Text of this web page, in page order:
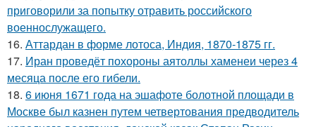
приговорили за попытку отравить российского
военнослужащего.
16. Аттардан в форме лотоса, Индия, 1870-1875 гг.
17. Иран проведёт похороны аятоллы хаменеи через 4
месяца после его гибели.
18. 6 июня 1671 года на эшафоте болотной площади в
Москве был казнен путем четвертования предводитель